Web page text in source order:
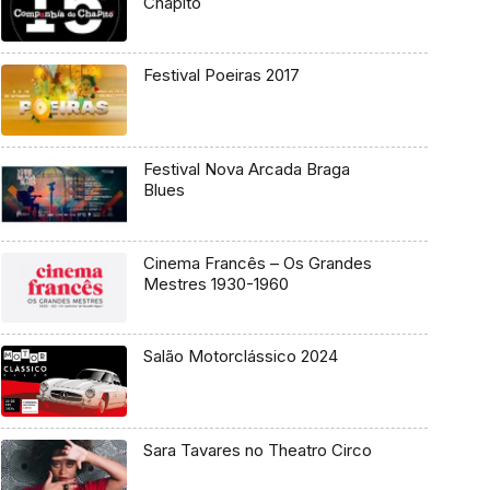
Festival Poeiras 2017
Festival Nova Arcada Braga
Blues
Cinema Francês – Os Grandes
Mestres 1930-1960
Salão Motorclássico 2024
Sara Tavares no Theatro Circo